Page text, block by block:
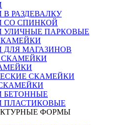
РАЗДЕВАЛКУ
СО СПИНКОЙ
УЛИЧНЫЕ ПАРКОВЫЕ
ДЛЯ МАГАЗИНОВ
СКАМЕЙКИ
СКАМЕЙКИ
БЕТОННЫЕ
ПЛАСТИКОВЫЕ
ФОРМЫ